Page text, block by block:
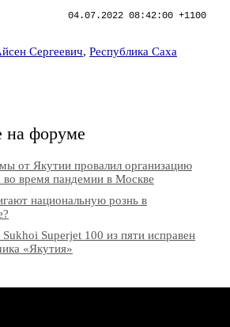
04.07.2022 08:42:00 +1100
Сергеевич, Республика Саха
на форуме
от Якутии провалил организацию
время пандемии в Москве
национальную рознь в
Superjet 100 из пяти исправен
«Якутия»